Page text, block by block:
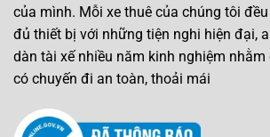
của mình. Mỗi xe thuê của chúng tôi
đủ thiết bị với những tiện nghi hiện đại,
dàn tài xế nhiều năm kinh nghiệm
có chuyến đi an toàn, thoải mái